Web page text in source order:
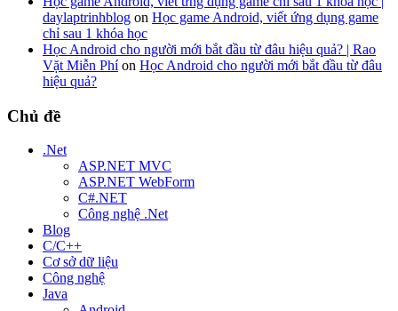
daylaptrinhblog on Học game Android, viết ứng dụng game
chỉ sau 1 khóa học
Học Android cho người mới bắt đầu từ đâu hiệu quả? | Rao
Vặt Miễn Phíon Học Android cho người mới bắt đầu từ đâu
hiệu quả?
Chủ đề
.Net
ASP.NET MVC
ASP.NET WebForm
C#.NET
Công nghệ .Net
Blog
C/C++
Cơ sở dữ liệu
Công nghệ
Java